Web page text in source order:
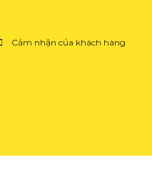
Cảm nhận của khách hàng